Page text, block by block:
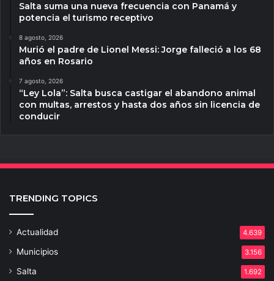
Salta suma una nueva frecuencia con Panamá y
potencia el turismo receptivo
8 agosto, 2026
Murió el padre de Lionel Messi: Jorge falleció a los 68
años en Rosario
7 agosto, 2026
“Ley Lola”: Salta busca castigar el abandono animal
con multas, arrestos y hasta dos años sin licencia de
conducir
TRENDING TOPICS
Actualidad 4.639
Municipios 3.156
Salta 1.692